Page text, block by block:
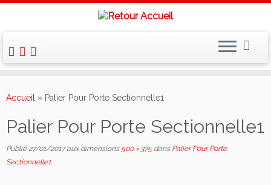
Accueil » Palier Pour Porte Sectionnelle1
Palier Pour Porte Sectionnelle1
Publié 27/01/2017aux dimensions500 × 375dansPalier Pour Porte
Sectionnelle1.